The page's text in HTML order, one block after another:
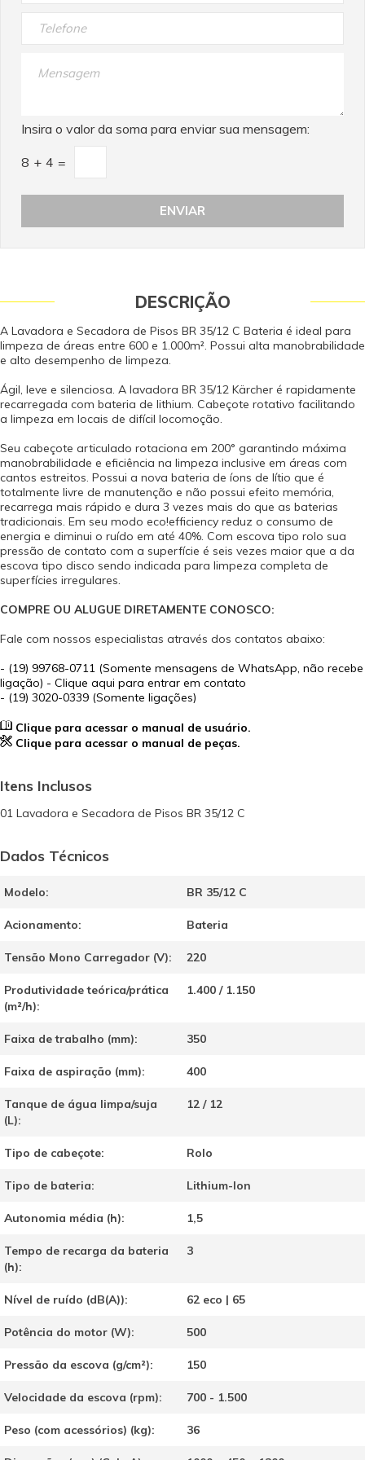
Interativo
Insira o valor da soma para enviar sua mensagem:
8 + 4 =
DESCRIÇÃO
A Lavadora e Secadora de Pisos BR 35/12 C Bateria é ideal para
limpeza de áreas entre 600 e 1.000m². Possui alta manobrabilidade
e alto desempenho de limpeza.
Ágil, leve e silenciosa. A lavadora BR 35/12 Kärcher é rapidamente
recarregada com bateria de lithium. Cabeçote rotativo facilitando
a limpeza em locais de difícil locomoção.
Seu cabeçote articulado rotaciona em 200° garantindo máxima
manobrabilidade e eficiência na limpeza inclusive em áreas com
cantos estreitos. Possui a nova bateria de íons de lítio que é
totalmente livre de manutenção e não possui efeito memória,
recarrega mais rápido e dura 3 vezes mais do que as baterias
tradicionais. Em seu modo eco!efficiency reduz o consumo de
energia e diminui o ruído em até 40%. Com escova tipo rolo sua
pressão de contato com a superfície é seis vezes maior que a da
escova tipo disco sendo indicada para limpeza completa de
superfícies irregulares.
COMPRE OU ALUGUE DIRETAMENTE CONOSCO:
Fale com nossos especialistas através dos contatos abaixo:
- (19) 99768-0711 (Somente mensagens de WhatsApp, não recebe
ligação) - Clique aqui para entrar em contato
- (19) 3020-0339 (Somente ligações)
Clique para acessar o manual de usuário.
Clique para acessar o manual de peças.
Itens Inclusos
01 Lavadora e Secadora de Pisos BR 35/12 C
Dados Técnicos
Modelo: BR 35/12 C
Acionamento: Bateria
Tensão Mono Carregador (V): 220
Produtividade teórica/prática
(m²/h):
1.400 / 1.150
Faixa de trabalho (mm): 350
Faixa de aspiração (mm): 400
Tanque de água limpa/suja
(L):
12 / 12
Tipo de cabeçote: Rolo
Tipo de bateria: Lithium-Ion
Autonomia média (h): 1,5
Tempo de recarga da bateria
(h):
3
Nível de ruído (dB(A)): 62 eco | 65
Potência do motor (W): 500
Pressão da escova (g/cm²): 150
Velocidade da escova (rpm): 700 - 1.500
Peso (com acessórios) (kg): 36